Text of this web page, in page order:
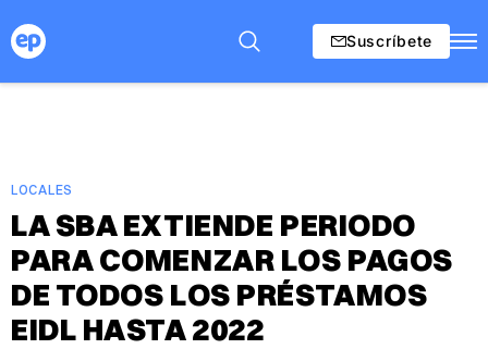
Suscríbete
LOCALES
LA SBA EXTIENDE PERIODO
PARA COMENZAR LOS PAGOS
DE TODOS LOS PRÉSTAMOS
EIDL HASTA 2022